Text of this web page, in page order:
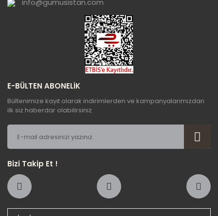
Gönder
info@gumusistan.com
E-BÜLTEN ABONELİK
Bültenimize kayıt olarak indirimlerden ve kampanyalarımızdan
ilk siz haberdar olabilirsiniz.
Bizi Takip Et !